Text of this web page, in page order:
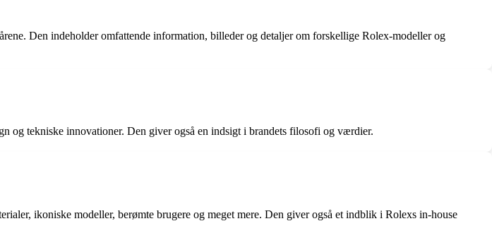
Den indeholder omfattende information, billeder og detaljer om forskellige Rolex-modeller og
og tekniske innovationer. Den giver også en indsigt i brandets filosofi og værdier.
ikoniske modeller, berømte brugere og meget mere. Den giver også et indblik i Rolexs in-house